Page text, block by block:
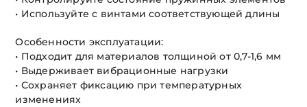
• Используйте с винтами соответствующей длины
Особенности эксплуатации:
• Подходит для материалов толщиной от 0,7-1,6 мм
• Выдерживает вибрационные нагрузки
• Сохраняет фиксацию при температурных
изменениях